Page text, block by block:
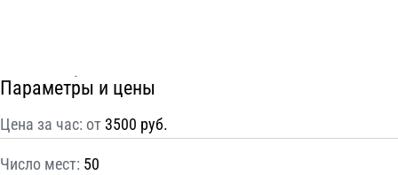
Параметры и цены
Цена за час: от 3500 руб.
Число мест: 50